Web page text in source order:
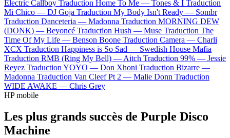
Electric Callboy Traduction Home To Me — Tones & I Traduction
Mi Chico — DJ Goja Traduction My Body Isn't Ready — Sombr
Traduction Danceteria — Madonna Traduction MORNING DEW
(DONK) — Beyoncé Traduction Hush — Muse Traduction The
Time Of My Life — Benson Boone Traduction Camera — Charli
XCX Traduction Happiness is So Sad — Swedish House Mafia
Traduction RMB (Ring My Bell) — Aitch Traduction 99% — Jessie
Reyez Traduction YOYO — Don Xhoni Traduction Bizarre —
Madonna Traduction Van Cleef Pt 2 — Malie Donn Traduction
WIDE AWAKE — Chris Grey
HP mobile
Les plus grands succès de Purple Disco
Machine